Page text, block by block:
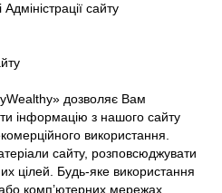
сайту
дозволяє Вам
інформацію з нашого сайту
використання.
сайту, розповсюджувати
цілей. Будь-яке використання
комп’ютерних мережах